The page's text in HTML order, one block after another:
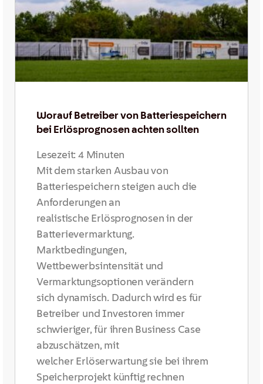
Worauf Betreiber von Batteriespeichern
bei Erlösprognosen achten sollten
Lesezeit: 4 Minuten
Mit dem starken Ausbau von
Batteriespeichern steigen auch die
Anforderungen an
realistische Erlösprognosen in der
Batterievermarktung.
Marktbedingungen,
Wettbewerbsintensität und
Vermarktungsoptionen verändern
sich dynamisch. Dadurch wird es für
Betreiber und Investoren immer
schwieriger, für ihren Business Case
abzuschätzen, mit
welcher Erlöserwartung sie bei ihrem
Speicherprojekt künftig rechnen